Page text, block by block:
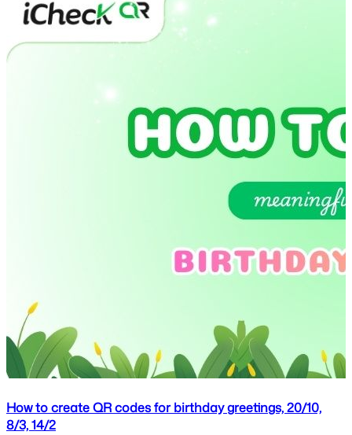
How to create QR codes for birthday greetings, 20/10,
8/3, 14/2